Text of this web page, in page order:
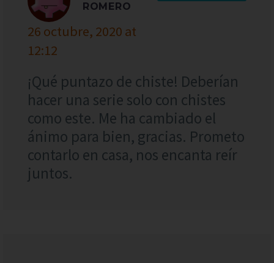
ROMERO
26 octubre, 2020 at
12:12
¡Qué puntazo de chiste! Deberían
hacer una serie solo con chistes
como este. Me ha cambiado el
ánimo para bien, gracias. Prometo
contarlo en casa, nos encanta reír
juntos.